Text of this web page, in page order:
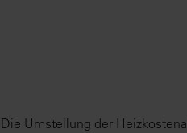
Die Umstellung der